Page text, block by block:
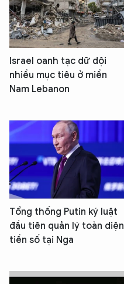
Israel oanh tạc dữ dội
nhiều mục tiêu ở miền
Nam Lebanon
Tổng thống Putin ký luật
đầu tiên quản lý toàn diện
tiền số tại Nga